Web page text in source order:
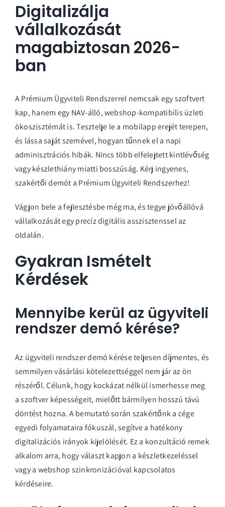
Digitalizálja
vállalkozását
magabiztosan 2026-
ban
A Prémium Ügyviteli Rendszerrel nemcsak egy szoftvert
kap, hanem egy NAV-álló, webshop-kompatibilis üzleti
ökoszisztémát is. Tesztelje le a mobilapp erejét terepen,
és lássa saját szemével, hogyan tűnnek el a napi
adminisztrációs hibák. Nincs több elfelejtett kintlévőség
vagy készlethiány miatti bosszúság. Kérj ingyenes,
szakértői demót a Prémium Ügyviteli Rendszerhez!
Vágjon bele a fejlesztésbe még ma, és tegye jövőállóvá
vállalkozását egy precíz digitális asszisztenssel az
oldalán.
Gyakran Ismételt
Kérdések
Mennyibe kerül az ügyviteli
rendszer demó kérése?
Az ügyviteli rendszer demó kérése teljesen díjmentes, és
semmilyen vásárlási kötelezettséggel nem jár az ön
részéről. Célunk, hogy kockázat nélkül ismerhesse meg
a szoftver képességeit, mielőtt bármilyen hosszú távú
döntést hozna. A bemutató során szakértőnk a cége
egyedi folyamataira fókuszál, segítve a hatékony
digitalizációs irányok kijelölését. Ez a konzultáció remek
alkalom arra, hogy választ kapjon a készletkezeléssel
vagy a webshop szinkronizációval kapcsolatos
kérdéseire.